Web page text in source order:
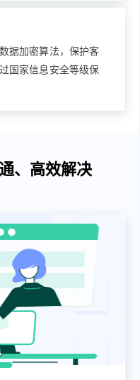
据加密算法，保护客
国家信息安全等级保
、高效解决